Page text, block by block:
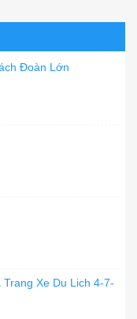
Đoàn Lớn
Xe Du Lich 4-7-